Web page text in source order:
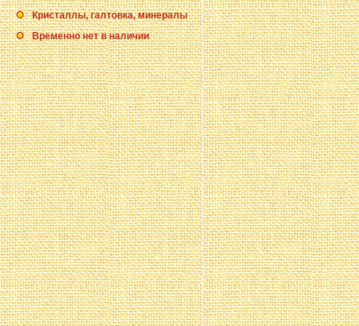
Кристаллы, галтовка, минералы
Временно нет в наличии